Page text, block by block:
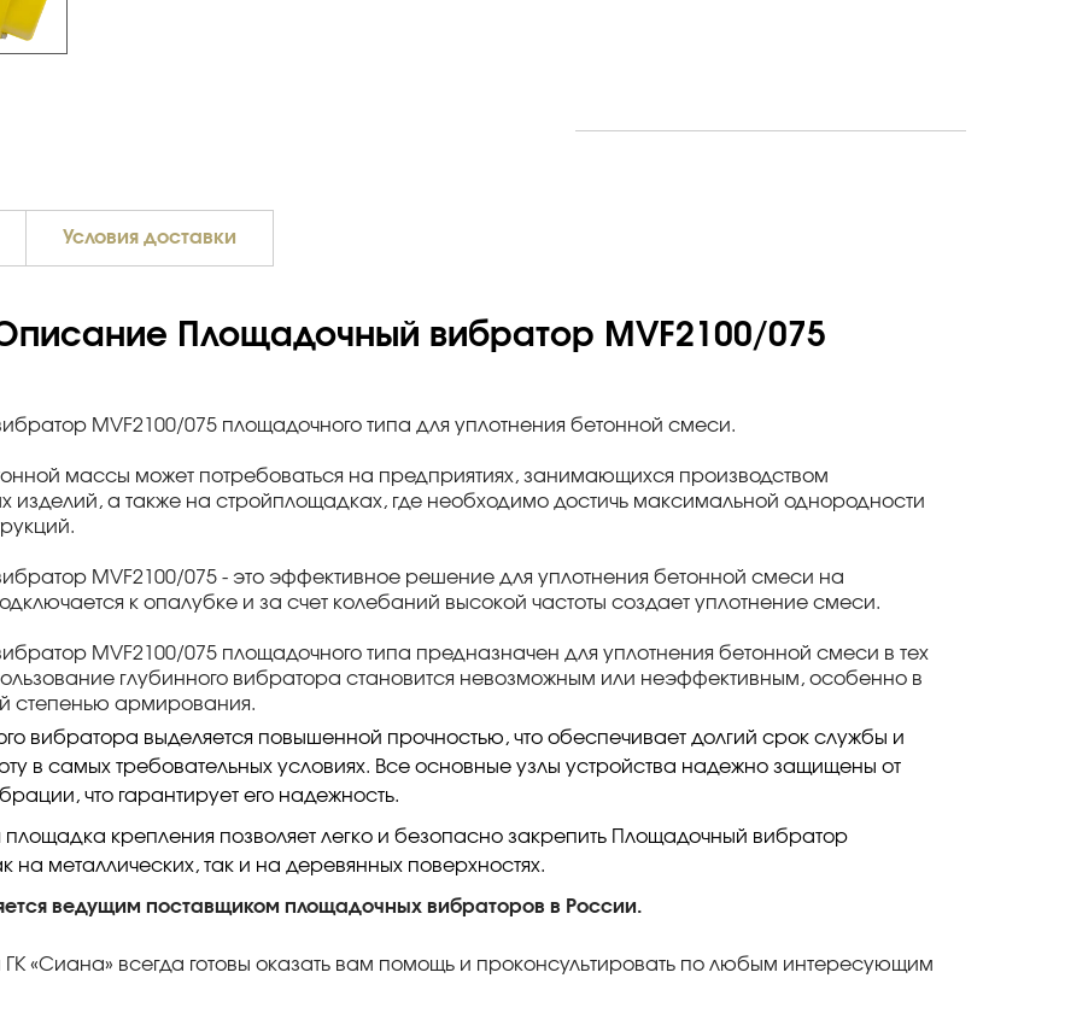
Условия доставки
Площадочный вибратор MVF2100/075
MVF2100/075 площадочного типа для уплотнения бетонной смеси.
массы может потребоваться на предприятиях, занимающихся производством
изделий, а также на стройплощадках, где необходимо достичь максимальной однородности
MVF2100/075 - это эффективное решение для уплотнения бетонной смеси на
к опалубке и за счет колебаний высокой частоты создает уплотнение смеси.
MVF2100/075 площадочного типа предназначен для уплотнения бетонной смеси в тех
глубинного вибратора становится невозможным или неэффективным, особенно в
степенью армирования.
вибратора выделяется повышенной прочностью, что обеспечивает долгий срок службы и
в самых требовательных условиях. Все основные узлы устройства надежно защищены от
что гарантирует его надежность.
крепления позволяет легко и безопасно закрепить Площадочный вибратор
на металлических, так и на деревянных поверхностях.
ведущим поставщиком площадочных вибраторов в России.
«Сиана» всегда готовы оказать вам помощь и проконсультировать по любым интересующим